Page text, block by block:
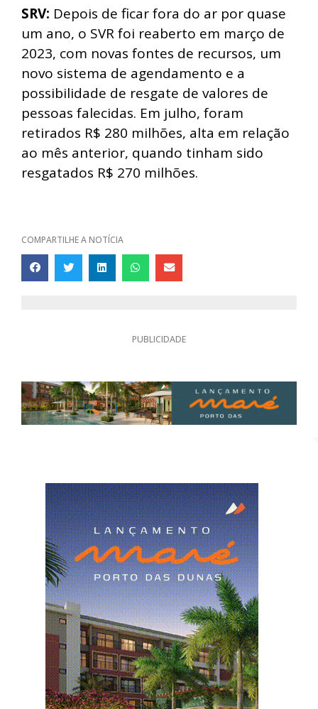
SRV: Depois de ficar fora do ar por quase
um ano, o SVR foi reaberto em março de
2023, com novas fontes de recursos, um
novo sistema de agendamento e a
possibilidade de resgate de valores de
pessoas falecidas. Em julho, foram
retirados R$ 280 milhões, alta em relação
ao mês anterior, quando tinham sido
resgatados R$ 270 milhões.
COMPARTILHE A NOTÍCIA
PUBLICIDADE